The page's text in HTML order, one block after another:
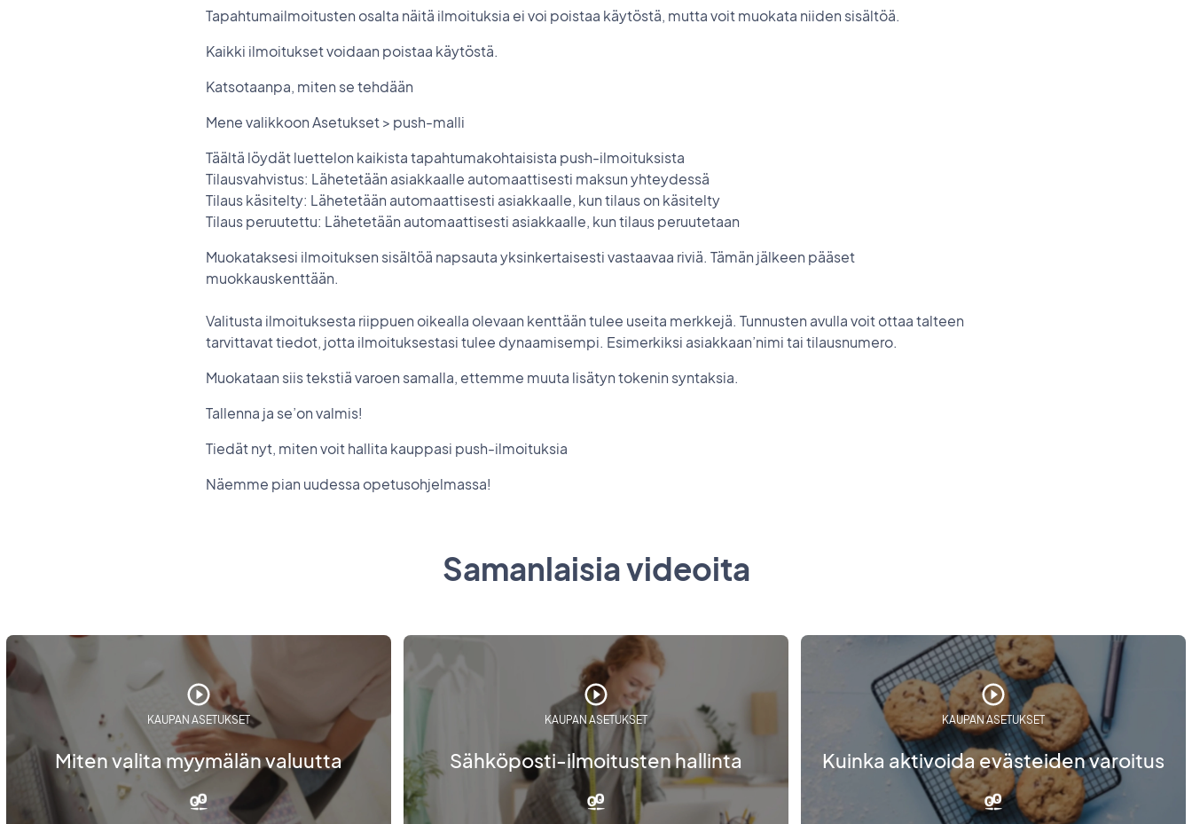
Tapahtumailmoitusten osalta näitä ilmoituksia ei voi poistaa käytöstä, mutta voit muokata niiden sisältöä.
Kaikki ilmoitukset voidaan poistaa käytöstä.
Katsotaanpa, miten se tehdään
Mene valikkoon Asetukset > push-malli
Täältä löydät luettelon kaikista tapahtumakohtaisista push-ilmoituksista
Tilausvahvistus: Lähetetään asiakkaalle automaattisesti maksun yhteydessä
Tilaus käsitelty: Lähetetään automaattisesti asiakkaalle, kun tilaus on käsitelty
Tilaus peruutettu: Lähetetään automaattisesti asiakkaalle, kun tilaus peruutetaan
Muokataksesi ilmoituksen sisältöä napsauta yksinkertaisesti vastaavaa riviä. Tämän jälkeen pääset
muokkauskenttään.
Valitusta ilmoituksesta riippuen oikealla olevaan kenttään tulee useita merkkejä. Tunnusten avulla voit ottaa talteen
tarvittavat tiedot, jotta ilmoituksestasi tulee dynaamisempi. Esimerkiksi asiakkaan’nimi tai tilausnumero.
Muokataan siis tekstiä varoen samalla, ettemme muuta lisätyn tokenin syntaksia.
Tallenna ja se’on valmis!
Tiedät nyt, miten voit hallita kauppasi push-ilmoituksia
Näemme pian uudessa opetusohjelmassa!
Samanlaisia videoita
KAUPAN ASETUKSET
Miten valita myymälän valuutta
KAUPAN ASETUKSET
Sähköposti-ilmoitusten hallinta
KAUPAN ASETUKSET
Kuinka aktivoida evästeiden varoitus